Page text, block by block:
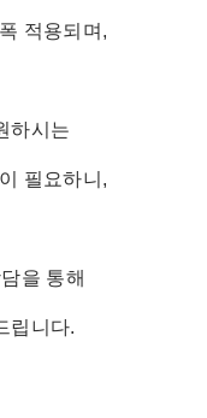
적용되며,
하시는
필요하니,
을 통해
립니다.